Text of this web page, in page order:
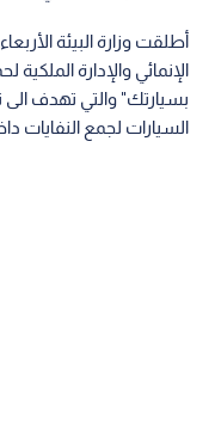
أطلقت وزارة البيئة
الإنمائي والإدارة
بسيارتك" والتي تهدف
السيارات لجمع النفايات